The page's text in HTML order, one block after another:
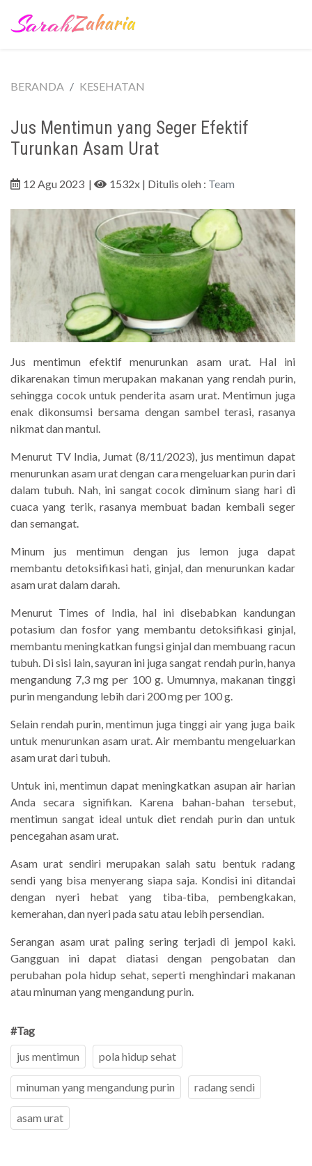
BERANDA KESEHATAN
Jus Mentimun yang Seger Efektif
Turunkan Asam Urat
12 Agu 2023 | 1532x | Ditulis oleh : Team
Jus mentimun efektif menurunkan asam urat. Hal ini
dikarenakan timun merupakan makanan yang rendah purin,
sehingga cocok untuk penderita asam urat. Mentimun juga
enak dikonsumsi bersama dengan sambel terasi, rasanya
nikmat dan mantul.
Menurut TV India, Jumat (8/11/2023), jus mentimun dapat
menurunkan asam urat dengan cara mengeluarkan purin dari
dalam tubuh. Nah, ini sangat cocok diminum siang hari di
cuaca yang terik, rasanya membuat badan kembali seger
dan semangat.
Minum jus mentimun dengan jus lemon juga dapat
membantu detoksifikasi hati, ginjal, dan menurunkan kadar
asam urat dalam darah.
Menurut Times of India, hal ini disebabkan kandungan
potasium dan fosfor yang membantu detoksifikasi ginjal,
membantu meningkatkan fungsi ginjal dan membuang racun
tubuh. Di sisi lain, sayuran ini juga sangat rendah purin, hanya
mengandung 7,3 mg per 100 g. Umumnya, makanan tinggi
purin mengandung lebih dari 200 mg per 100 g.
Selain rendah purin, mentimun juga tinggi air yang juga baik
untuk menurunkan asam urat. Air membantu mengeluarkan
asam urat dari tubuh.
Untuk ini, mentimun dapat meningkatkan asupan air harian
Anda secara signifikan. Karena bahan-bahan tersebut,
mentimun sangat ideal untuk diet rendah purin dan untuk
pencegahan asam urat.
Asam urat sendiri merupakan salah satu bentuk radang
sendi yang bisa menyerang siapa saja. Kondisi ini ditandai
dengan nyeri hebat yang tiba-tiba, pembengkakan,
kemerahan, dan nyeri pada satu atau lebih persendian.
Serangan asam urat paling sering terjadi di jempol kaki.
Gangguan ini dapat diatasi dengan pengobatan dan
perubahan pola hidup sehat, seperti menghindari makanan
atau minuman yang mengandung purin.
#Tag
jus mentimun
pola hidup sehat
minuman yang mengandung purin radang sendi
asam urat